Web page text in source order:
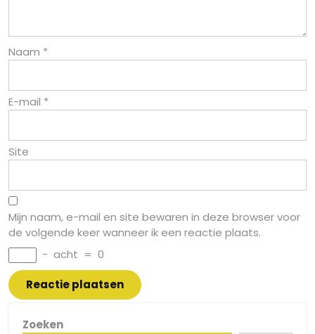
Naam *
E-mail *
Site
Mijn naam, e-mail en site bewaren in deze browser voor
de volgende keer wanneer ik een reactie plaats.
− acht = 0
Zoeken